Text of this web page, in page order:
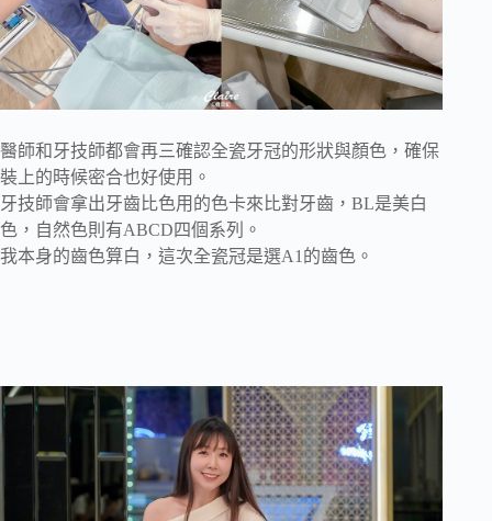
醫師和牙技師都會再三確認全瓷牙冠的形狀與顏色，確保
裝上的時候密合也好使用。
牙技師會拿出牙齒比色用的色卡來比對牙齒，BL是美白
色，自然色則有ABCD四個系列。
我本身的齒色算白，這次全瓷冠是選A1的齒色。